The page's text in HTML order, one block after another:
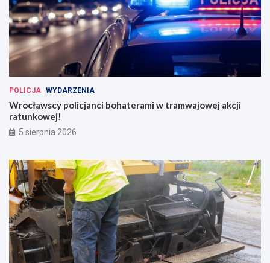
POLICJA WYDARZENIA
Wrocławscy policjanci bohaterami w tramwajowej akcji
ratunkowej!
5 sierpnia 2026